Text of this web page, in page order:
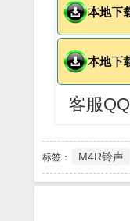
客服
标签： M4R铃声